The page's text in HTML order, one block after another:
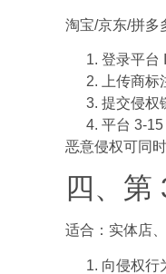
淘宝/京东/拼多
登录平台
上传商
提交侵权
平台 3-
恶意侵权可同时
四、第
适合：实体店
向侵权行